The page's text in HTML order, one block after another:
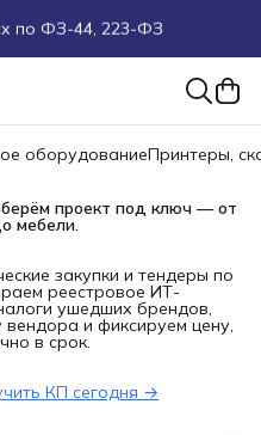
работы
наличии и под заказ
оборудованиеПринтеры,
проект под ключ — от
мебели.
закупки и тендеры по
реестровое ИТ-
ушедших брендов,
и фиксируем цену,
в срок.
КП сегодня →